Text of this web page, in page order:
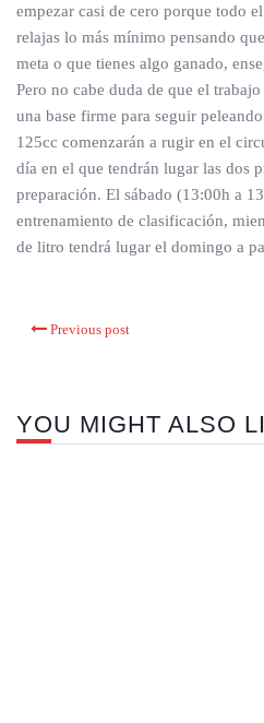
empezar casi de cero porque todo
relajas lo más mínimo pensando
meta o que tienes algo ganado,
Pero no cabe duda de que el
una base firme para seguir
125cc comenzarán a rugir en el
día en el que tendrán lugar las dos
preparación. El sábado (13:00h a
entrenamiento de clasificación,
de litro tendrá lugar el domingo a
Previous post
YOU MIGHT ALSO